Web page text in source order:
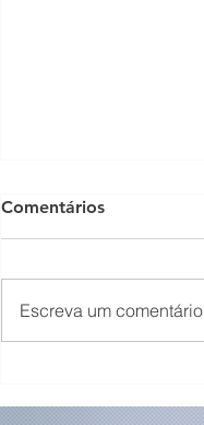
ao Dia dos Pais🩵
Comentários
Escreva um comentário